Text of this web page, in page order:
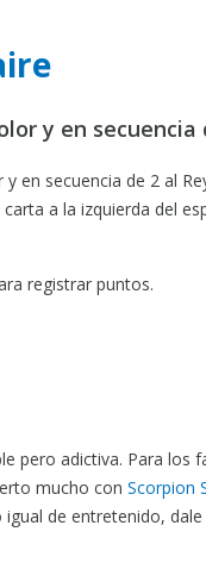
y en secuencia
en secuencia de 2 al
a la izquierda del
registrar puntos.
pero adictiva. Para los
mucho con Scorpion
de entretenido,